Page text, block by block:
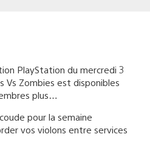
PlayStation du mercredi 3
Vs Zombies est disponibles
plus…
pour la semaine
vos violons entre services